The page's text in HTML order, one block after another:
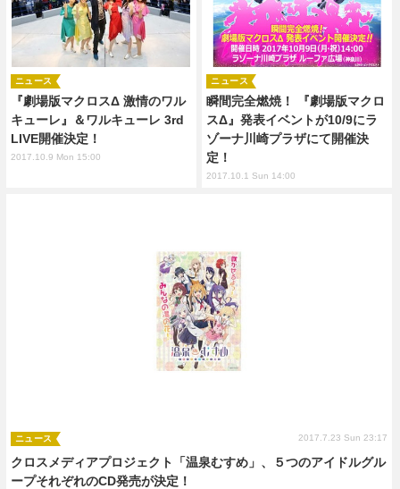
『劇場版マクロスΔ 激情のワル
キューレ』＆ワルキューレ 3rd
LIVE開催決定！
ニュース
2017.10.9 Mon 15:00
瞬間完全燃焼！ 『劇場版マクロ
スΔ』発表イベントが10/9にラ
ゾーナ川崎プラザにて開催決
定！
ニュース
2017.10.1 Sun 14:00
クロスメディアプロジェクト「温泉むすめ」、５つのアイドルグル
ープそれぞれのCD発売が決定！
ニュース 2017.7.23 Sun 23:17